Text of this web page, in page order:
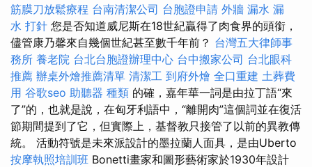
筋膜刀放鬆療程 台南清潔公司 台胞證申請 外牆 漏水 漏
水 打針 您是否知道威尼斯在18世紀贏得了肉食界的頭銜，
儘管康乃馨來自幾個世紀甚至數千年前？ 台灣五大律師事
務所 養老院 台北台胞證辦理中心 台中搬家公司 台北眼科
推薦 辦桌外燴推薦清單 清潔工 到府外燴 全口重建 土葬費
用 谷歌seo 助聽器 種類 的確，嘉年華一詞是由拉丁語“來
了”的，也就是說，在匈牙利語中，“離開肉”這個詞並在復活
節期間提到了它，但實際上，基督教只接管了以前的異教傳
統。 活動符號是未來派設計的墨拉蘭人面具，是由Uberto
按摩執照培訓班 Bonetti畫家和圖形藝術家於1930年設計